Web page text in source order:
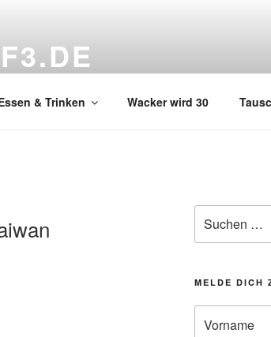
& Trinken Wacker wird 30
nach:
MELDE DICH